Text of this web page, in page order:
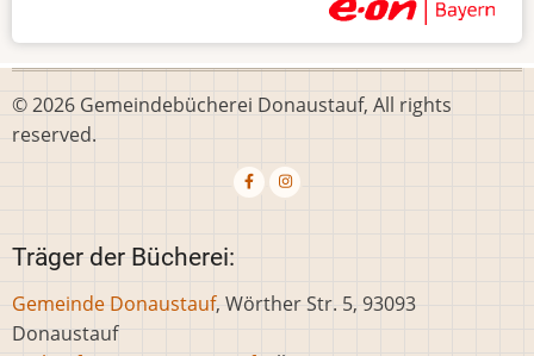
© 2026 Gemeindebücherei Donaustauf, All rights
reserved.
Träger der Bücherei:
Gemeinde Donaustauf, Wörther Str. 5, 93093
Donaustauf